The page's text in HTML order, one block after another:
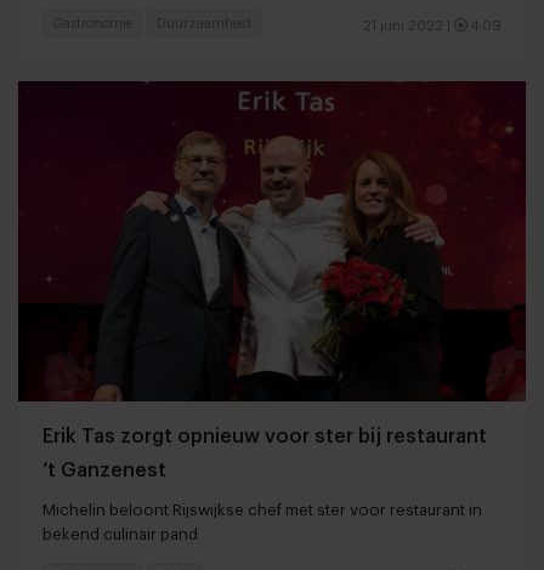
21 juni 2022 4:09
Gastronomie Duurzaamheid
Erik Tas zorgt opnieuw voor ster bij restaurant
‘t Ganzenest
Michelin beloont Rijswijkse chef met ster voor restaurant in
bekend culinair pand